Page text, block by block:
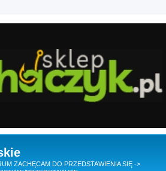
ZACHĘCAM DO PRZEDSTAWIENIA SIĘ ->